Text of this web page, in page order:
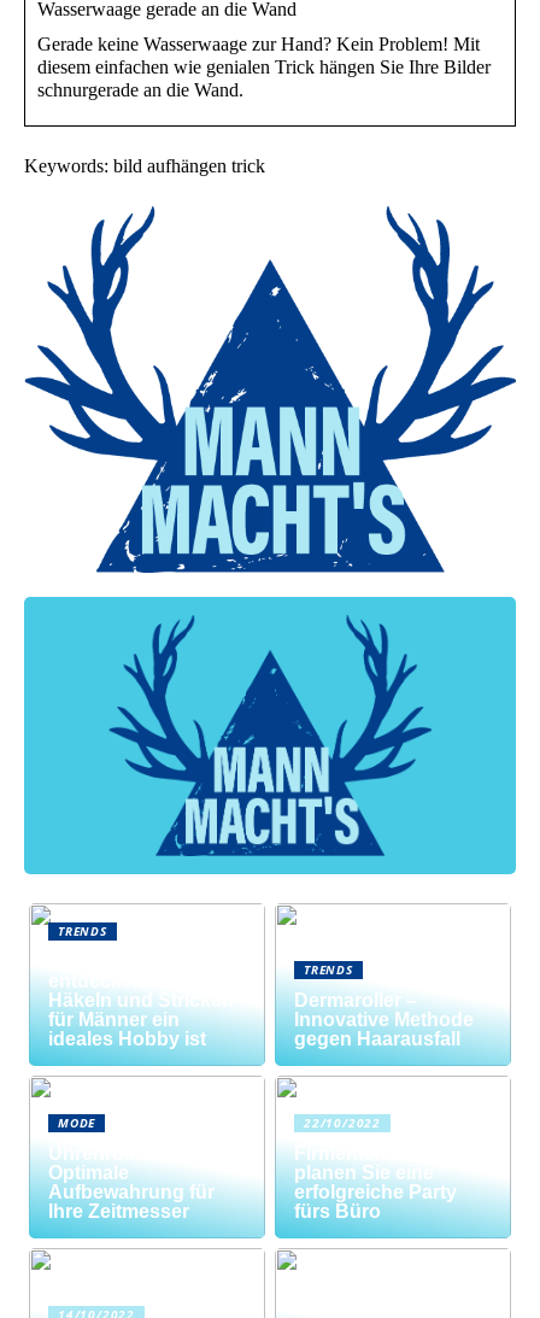
Wasserwaage gerade an die Wand
Gerade keine Wasserwaage zur Hand? Kein Problem! Mit
diesem einfachen wie genialen Trick hängen Sie Ihre Bilder
schnurgerade an die Wand.
Keywords: bild aufhängen trick
TRENDS
entdecken: Warum
Häkeln und Stricken
für Männer ein
ideales Hobby ist
TRENDS
Dermaroller –
Innovative Methode
gegen Haarausfall
MODE
Uhrenrolle: Die
Optimale
Aufbewahrung für
Ihre Zeitmesser
22/10/2022
Firmenfeier? So
planen Sie eine
erfolgreiche Party
fürs Büro